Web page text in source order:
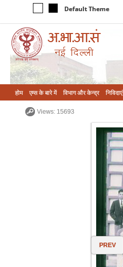
Default Theme
होम एम्‍स के बारे में विभाग और केन्‍द्र निविदाएं
Views: 15693
PREV